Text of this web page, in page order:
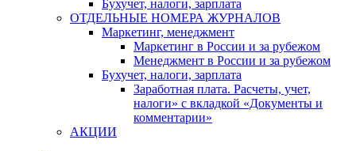
Бухучет, налоги, зарплата
ОТДЕЛЬНЫЕ НОМЕРА ЖУРНАЛОВ
Маркетинг, менеджмент
Маркетинг в России и за рубежом
Менеджмент в России и за рубежом
Бухучет, налоги, зарплата
Заработная плата. Расчеты, учет,
налоги» с вкладкой «Документы и
комментарии»
АКЦИИ